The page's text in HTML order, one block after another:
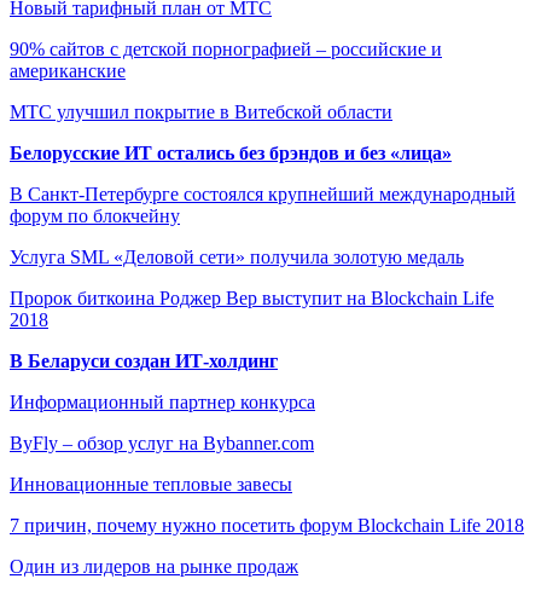
Новый тарифный план от МТС
90% сайтов с детской порнографией – российские и
американские
МТС улучшил покрытие в Витебской области
Белорусские ИТ остались без брэндов и без «лица»
В Санкт-Петербурге состоялся крупнейший международный
форум по блокчейну
Услуга SML «Деловой сети» получила золотую медаль
Пророк биткоина Роджер Вер выступит на Blockchain Life
2018
В Беларуси создан ИТ-холдинг
Информационный партнер конкурса
ByFly – обзор услуг на Bybanner.com
Инновационные тепловые завесы
7 причин, почему нужно посетить форум Blockchain Life 2018
Один из лидеров на рынке продаж